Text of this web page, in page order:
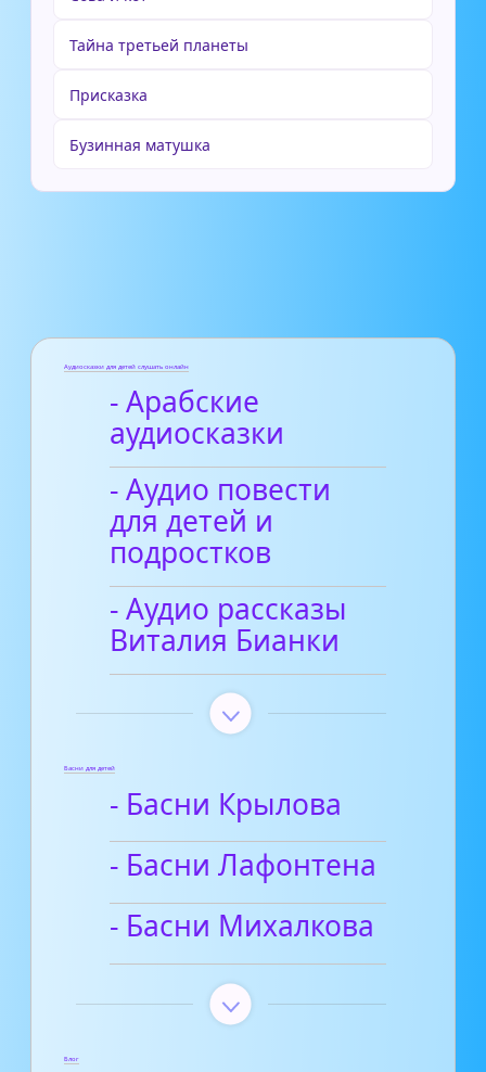
Тайна третьей планеты
Присказка
Бузинная матушка
Аудиосказки для детей слушать онлайн
- Арабские
аудиосказки
- Аудио повести
для детей и
подростков
- Аудио рассказы
Виталия Бианки
Басни для детей
- Басни Крылова
- Басни Лафонтена
- Басни Михалкова
Блог